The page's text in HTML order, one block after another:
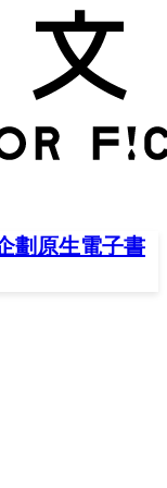
劃 原生電子書